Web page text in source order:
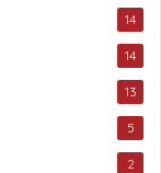
14
14
13
5
2